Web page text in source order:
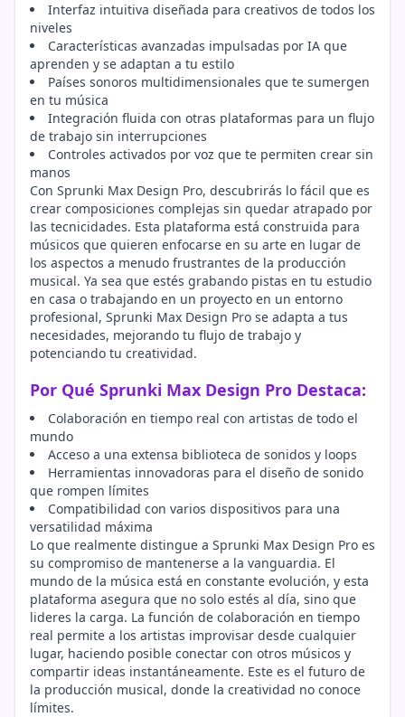
Interfaz intuitiva diseñada para creativos de todos los
niveles
Características avanzadas impulsadas por IA que
aprenden y se adaptan a tu estilo
Países sonoros multidimensionales que te sumergen
en tu música
Integración fluida con otras plataformas para un flujo
de trabajo sin interrupciones
Controles activados por voz que te permiten crear sin
manos
Con Sprunki Max Design Pro, descubrirás lo fácil que es
crear composiciones complejas sin quedar atrapado por
las tecnicidades. Esta plataforma está construida para
músicos que quieren enfocarse en su arte en lugar de
los aspectos a menudo frustrantes de la producción
musical. Ya sea que estés grabando pistas en tu estudio
en casa o trabajando en un proyecto en un entorno
profesional, Sprunki Max Design Pro se adapta a tus
necesidades, mejorando tu flujo de trabajo y
potenciando tu creatividad.
Por Qué Sprunki Max Design Pro Destaca:
Colaboración en tiempo real con artistas de todo el
mundo
Acceso a una extensa biblioteca de sonidos y loops
Herramientas innovadoras para el diseño de sonido
que rompen límites
Compatibilidad con varios dispositivos para una
versatilidad máxima
Lo que realmente distingue a Sprunki Max Design Pro es
su compromiso de mantenerse a la vanguardia. El
mundo de la música está en constante evolución, y esta
plataforma asegura que no solo estés al día, sino que
lideres la carga. La función de colaboración en tiempo
real permite a los artistas improvisar desde cualquier
lugar, haciendo posible conectar con otros músicos y
compartir ideas instantáneamente. Este es el futuro de
la producción musical, donde la creatividad no conoce
límites.